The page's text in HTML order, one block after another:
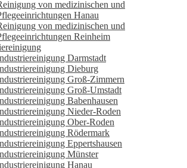
von medizinischen und
Hanau
von medizinischen und
Reinheim
Darmstadt
Dieburg
Groß-Zimmern
Groß-Umstadt
Babenhausen
Nieder-Roden
Ober-Roden
Rödermark
Eppertshausen
Münster
Hanau